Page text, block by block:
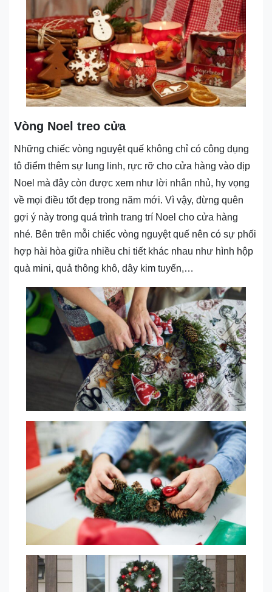
Vòng Noel treo cửa
Những chiếc vòng nguyệt quế không chỉ có công dụng
tô điểm thêm sự lung linh, rực rỡ cho cửa hàng vào dịp
Noel mà đây còn được xem như lời nhắn nhủ, hy vọng
về mọi điều tốt đẹp trong năm mới. Vì vậy, đừng quên
gợi ý này trong quá trình trang trí Noel cho cửa hàng
nhé. Bên trên mỗi chiếc vòng nguyệt quế nên có sự phối
hợp hài hòa giữa nhiều chi tiết khác nhau như hình hộp
quà mini, quả thông khô, dây kim tuyến,…